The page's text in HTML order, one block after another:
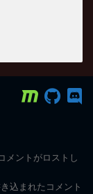
メントがロストし
込まれたコメント